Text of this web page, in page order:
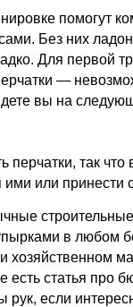
помогут
Без них
Для первой
—
вы на
перчатки, так
ими или принести
в любом
хозяйственном
есть статья про
рук, если